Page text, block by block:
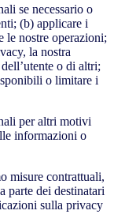
se necessario o
(b) applicare i
le nostre operazioni;
la nostra
o di altri;
o limitare i
per altri motivi
informazioni o
misure contrattuali,
parte dei destinatari
sulla privacy